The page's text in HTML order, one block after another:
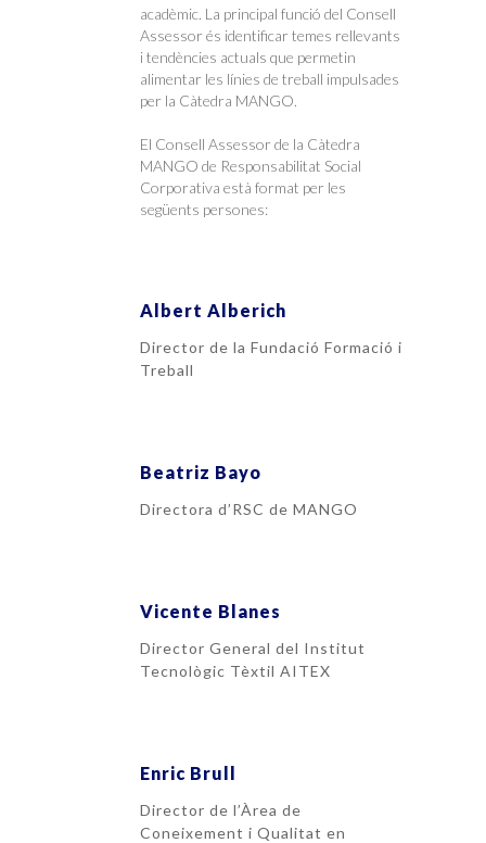
acadèmic. La principal funció del Consell
Assessor és identificar temes rellevants
i tendències actuals que permetin
alimentar les línies de treball impulsades
per la Càtedra MANGO.
El Consell Assessor de la Càtedra
MANGO de Responsabilitat Social
Corporativa està format per les
següents persones:
Albert Alberich
Director de la Fundació Formació i
Treball
Beatriz Bayo
Directora d’RSC de MANGO
Vicente Blanes
Director General del Institut
Tecnològic Tèxtil AITEX
Enric Brull
Director de l’Àrea de
Coneixement i Qualitat en